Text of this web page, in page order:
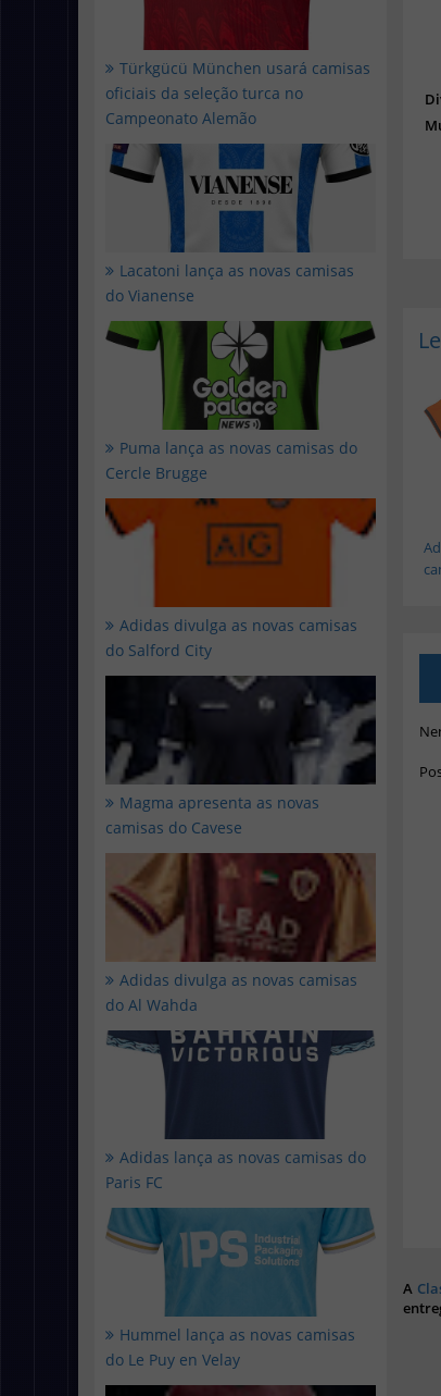
Türkgücü München usará camisas
oficiais da seleção turca no
Campeonato Alemão
Lacatoni lança as novas camisas
do Vianense
Puma lança as novas camisas do
Cercle Brugge
Adidas divulga as novas camisas
do Salford City
Magma apresenta as novas
camisas do Cavese
Adidas divulga as novas camisas
do Al Wahda
Adidas lança as novas camisas do
Paris FC
Hummel lança as novas camisas
do Le Puy en Velay
A